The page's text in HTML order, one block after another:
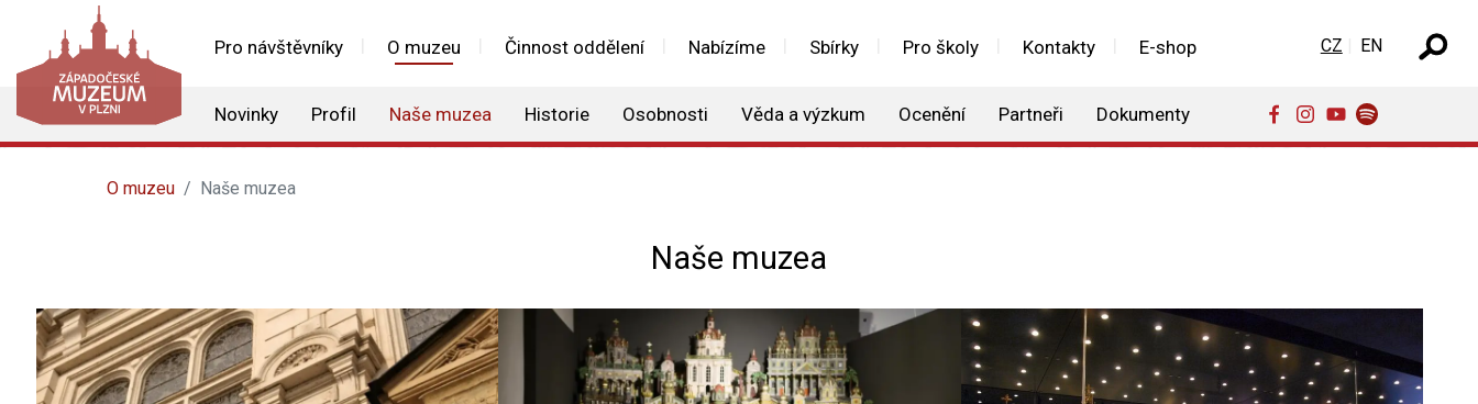
Pro návštěvníky O muzeu Činnost oddělení Nabízíme Sbírky Pro školy Kontakty E-shop
Novinky Profil Naše muzea Historie Osobnosti Věda a výzkum Ocenění Partneři Dokumenty
Zvolte jazyk
CZ EN
O muzeu Naše muzea
Naše muzea